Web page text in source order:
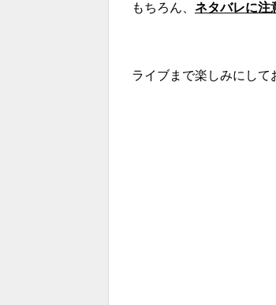
もちろん、 ネタバレに注
ライブまで楽しみにして